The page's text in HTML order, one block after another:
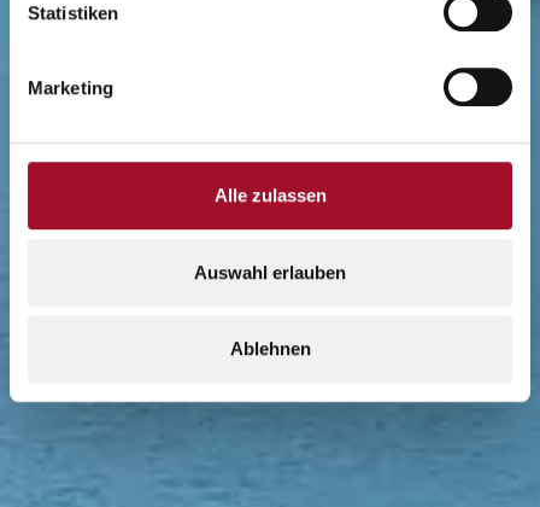
Statistiken
Marketing
Alle zulassen
Auswahl erlauben
Ablehnen